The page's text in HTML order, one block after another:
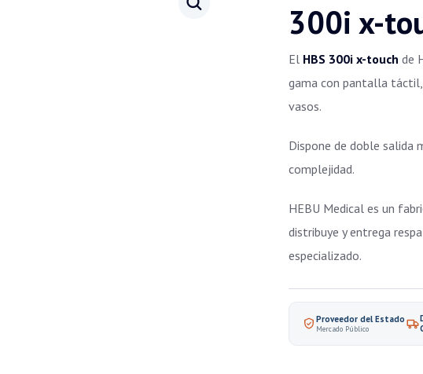
300i x-
El HBS 300i x-touch de
gama con pantalla
vasos.
Dispone de doble salida
complejidad.
HEBU Medical es un
distribuye y entrega
especializado.
Proveedor del Estado
Mercado Público